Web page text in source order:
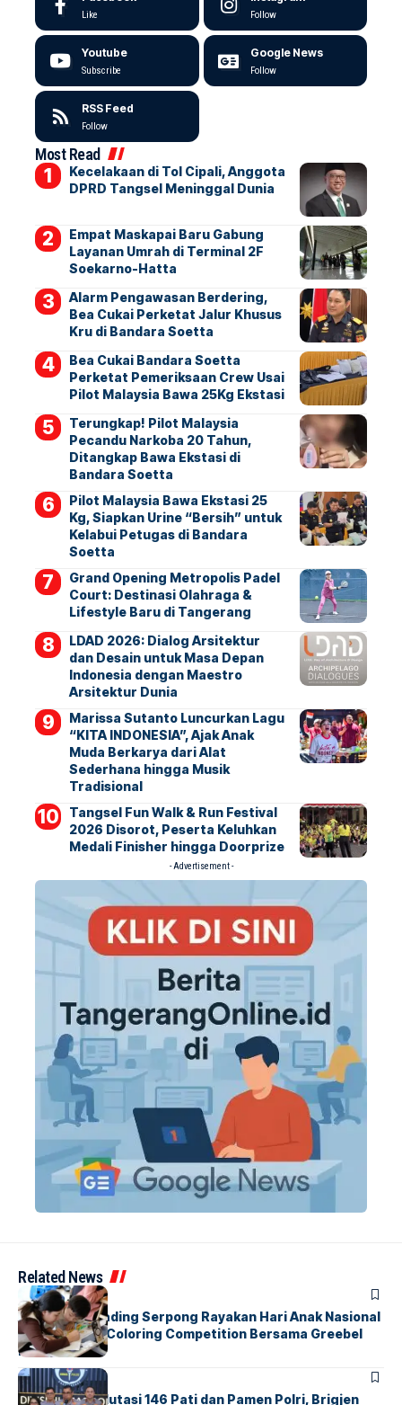
Like Follow
Youtube
Subscribe
Google News
Follow
RSS Feed
Follow
Most Read
Kecelakaan di Tol Cipali, Anggota
DPRD Tangsel Meninggal Dunia
Empat Maskapai Baru Gabung
Layanan Umrah di Terminal 2F
Soekarno-Hatta
Alarm Pengawasan Berdering,
Bea Cukai Perketat Jalur Khusus
Kru di Bandara Soetta
Bea Cukai Bandara Soetta
Perketat Pemeriksaan Crew Usai
Pilot Malaysia Bawa 25Kg Ekstasi
Terungkap! Pilot Malaysia
Pecandu Narkoba 20 Tahun,
Ditangkap Bawa Ekstasi di
Bandara Soetta
Pilot Malaysia Bawa Ekstasi 25
Kg, Siapkan Urine “Bersih” untuk
Kelabui Petugas di Bandara
Soetta
Grand Opening Metropolis Padel
Court: Destinasi Olahraga &
Lifestyle Baru di Tangerang
LDAD 2026: Dialog Arsitektur
dan Desain untuk Masa Depan
Indonesia dengan Maestro
Arsitektur Dunia
Marissa Sutanto Luncurkan Lagu
“KITA INDONESIA”, Ajak Anak
Muda Berkarya dari Alat
Sederhana hingga Musik
Tradisional
Tangsel Fun Walk & Run Festival
2026 Disorot, Peserta Keluhkan
Medali Finisher hingga Doorprize
- Advertisement -
Related News
BERITAINDEX
Atria Hotel Gading Serpong Rayakan Hari Anak Nasional
Lewat Family Coloring Competition Bersama Greebel
Indonesia
BERITA
Mabes Polri Mutasi 146 Pati dan Pamen Polri, Brigjen